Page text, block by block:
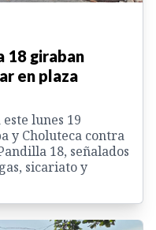
18 giraban
en plaza
lunes 19
y Choluteca contra
18, señalados
sicariato y